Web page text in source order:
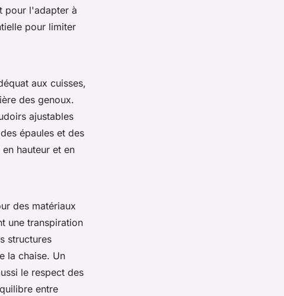
pour l'adapter à
pour limiter
aux cuisses,
des genoux.
ajustables
épaules et des
hauteur et en
des matériaux
une transpiration
structures
la chaise. Un
le respect des
entre